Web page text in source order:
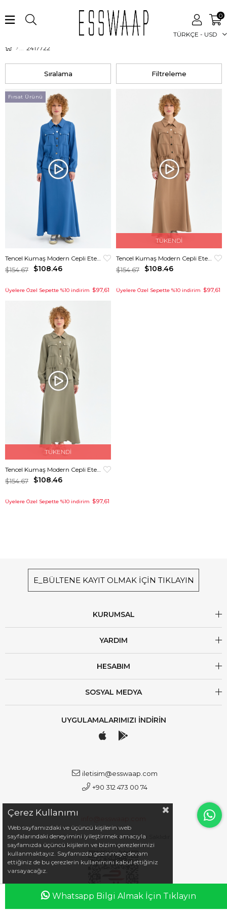
TÜRKÇE - USD
0
2417722
Filtreleme
Sıralama
$108.46
$154.67
Fırsat Ürünü
Üyelere Özel Sepette %10 indirim $97,61
TÜKENDI
$108.46
$154.67
Üyelere Özel Sepette %10 indirim $97,61
TÜKENDI
Tencel Kumaş Modern Cepli Etekli Takım Haki
$108.46
$154.67
Üyelere Özel Sepette %10 indirim $97,61
E_BÜLTENE KAYIT OLMAK İÇİN TIKLAYIN
KURUMSAL
YARDIM
HESABIM
SOSYAL MEDYA
UYGULAMALARIMIZI İNDİRİN
iletisim@esswaap.com
+90 312 473 00 74
Whatsapp Bilgi Almak İçin Tıklayın
© 2020 esswaap - Tüm Hakları Saklıdır.
Çerez Kullanımı
Web sayfamızdaki ve üçüncü kişilerin web
sayfalarındaki deneyimini iyileştirmek amacıyla
sayfamızda üçüncü kişilerin ve bizim çerezlerimizi
kullanmaktayız. Sayfamızda gezinmeye devam
ettiğiniz de bu çerezlerin kullanımını kabul ettiğiniz
varsayacağız.
Anasayfa Favorilerim Sepetim Üye Girişi